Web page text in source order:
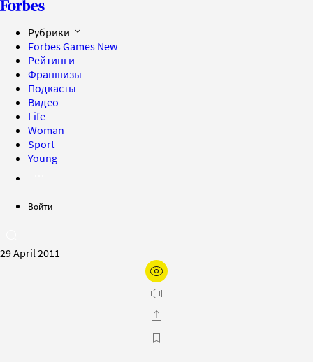
Рубрики
Forbes Games New
Рейтинги
Франшизы
Подкасты
Видео
Life
Woman
Sport
Young
Войти
29 April 2011